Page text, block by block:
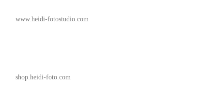
www.heidi-fotostudio.com
shop.heidi-foto.com